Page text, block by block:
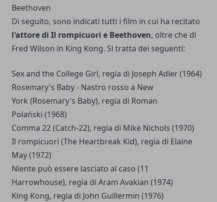
Beethoven
Di seguito, sono indicati tutti i film in cui ha recitato
l'attore di Il rompicuori e Beethoven, oltre che di
Fred Wilson in King Kong. Si tratta dei seguenti:
Sex and the College Girl, regia di Joseph Adler (1964)
Rosemary's Baby - Nastro rosso a New
York (Rosemary's Baby), regia di Roman
Polański (1968)
Comma 22 (Catch-22), regia di Mike Nichols (1970)
Il rompicuori (The Heartbreak Kid), regia di Elaine
May (1972)
Niente può essere lasciato al caso (11
Harrowhouse), regia di Aram Avakian (1974)
King Kong, regia di John Guillermin (1976)